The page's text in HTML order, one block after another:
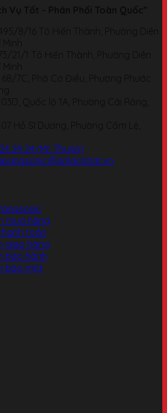
24 24 (Mr. Thuận)
mua hàng
toán
giao hàng
bảo hành
bảo mật